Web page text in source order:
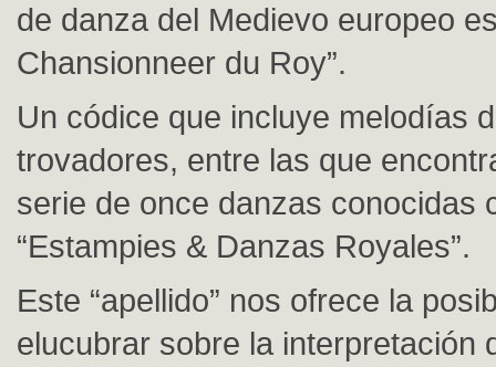
de danza del Medievo europeo
Chansionneer du Roy”.
Un códice que incluye melodías
trovadores, entre las que
serie de once danzas conocidas
“Estampies & Danzas Royales”.
Este “apellido” nos ofrece la
elucubrar sobre la interpretación